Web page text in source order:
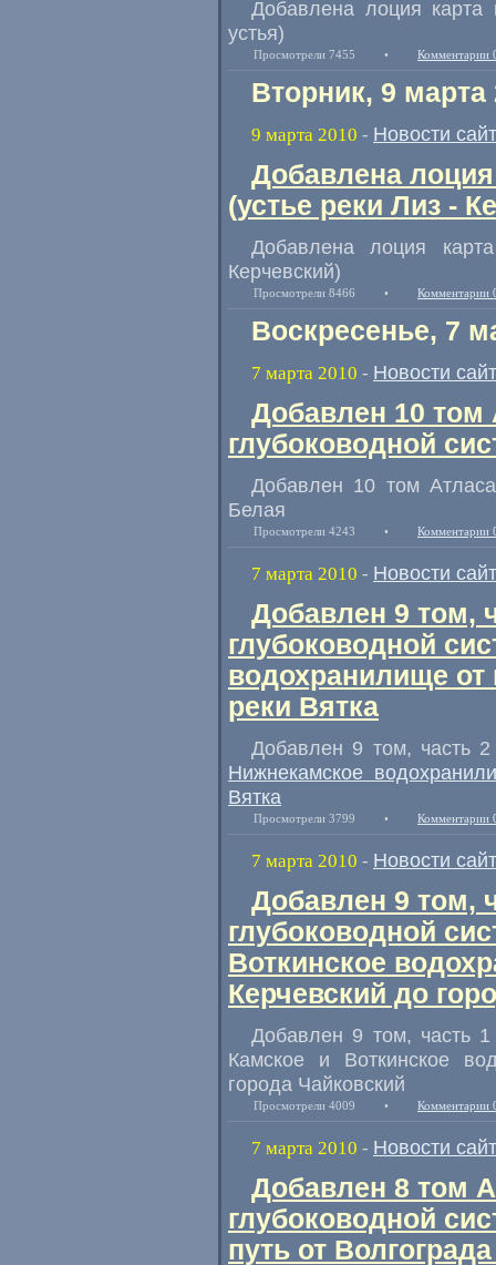
Добавлена лоция
устья)
Просмотрели 7455 • Комментарии
Вторник, 9 марта
9 марта 2010 - Новости
Добавлена
(устье реки Лиз -
Добавлена лоция
Керчевский)
Просмотрели 8466 • Комментарии
Воскресенье, 7
7 марта 2010 - Новости
Добавлен 10 том
глубоководной
Добавлен 10 том
Белая
Просмотрели 4243 • Комментарии
7 марта 2010 - Новости
Добавлен 9 том,
глубоководной
водохранилище от
реки Вятка
Добавлен 9 том, часть
Нижнекамское
Вятка
Просмотрели 3799 • Комментарии
7 марта 2010 - Новости
Добавлен 9 том,
глубоководной
Воткинское
Керчевский до
Добавлен 9 том, часть
Камское и Воткинское
города Чайковский
Просмотрели 4009 • Комментарии
7 марта 2010 - Новости
Добавлен 8 том
глубоководной
путь от